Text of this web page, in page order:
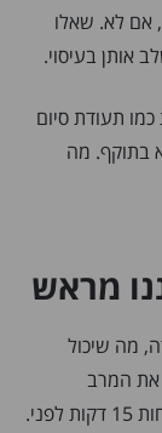
אם לא. שאלו
אותן בעיסוי.
תעודת סיום
בתוקף. מה
מראש
מה שיכול
את המרב
מהעיסוי הגיעו לקליניקה של המטפל שלכם לפחות 15 דקות לפני.